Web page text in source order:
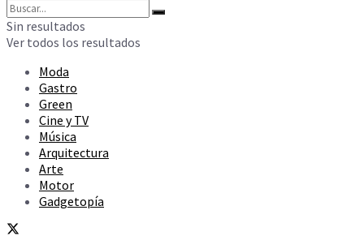
Sin resultados
Ver todos los resultados
Moda
Gastro
Green
Cine y TV
Música
Arquitectura
Arte
Motor
Gadgetopía